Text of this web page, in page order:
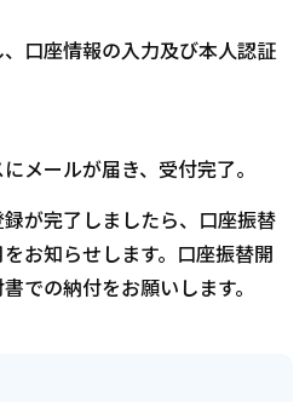
口座情報の入力及び本人認証
メールが届き、受付完了。
が完了しましたら、口座振替
お知らせします。口座振替開
での納付をお願いします。